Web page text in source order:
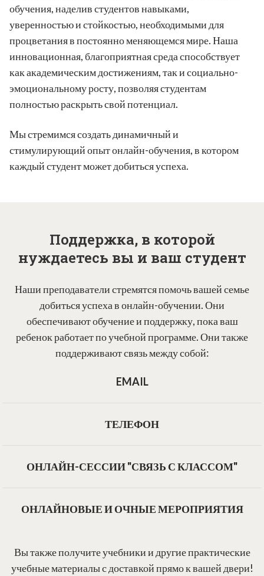
обучения, наделив студентов навыками,
уверенностью и стойкостью, необходимыми для
процветания в постоянно меняющемся мире. Наша
инновационная, благоприятная среда способствует
как академическим достижениям, так и социально-
эмоциональному росту, позволяя студентам
полностью раскрыть свой потенциал.
Мы стремимся создать динамичный и
стимулирующий опыт онлайн-обучения, в котором
каждый студент может добиться успеха.
Поддержка, в которой
нуждаетесь вы и ваш студент
Наши преподаватели стремятся помочь вашей семье
добиться успеха в онлайн-обучении. Они
обеспечивают обучение и поддержку, пока ваш
ребенок работает по учебной программе. Они также
поддерживают связь между собой:
EMAIL
ТЕЛЕФОН
ОНЛАЙН-СЕССИИ "СВЯЗЬ С КЛАССОМ"
ОНЛАЙНОВЫЕ И ОЧНЫЕ МЕРОПРИЯТИЯ
Вы также получите учебники и другие практические
учебные материалы с доставкой прямо к вашей двери!